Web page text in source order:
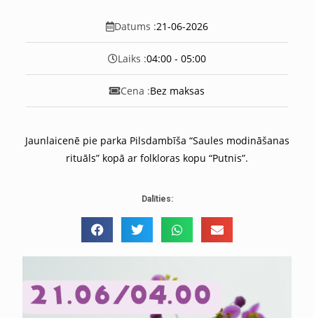
Datums :21-06-2026
Laiks :04:00 - 05:00
Cena :Bez maksas
Jaunlaicenē pie parka Pilsdambīša “Saules modināšanas
rituāls” kopā ar folkloras kopu “Putnis”.
Dalīties: